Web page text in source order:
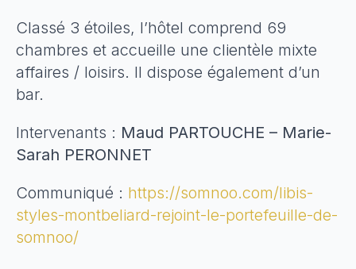
Classé 3 étoiles, l’hôtel comprend 69
chambres et accueille une clientèle mixte
affaires / loisirs. Il dispose également d’un
bar.
Intervenants : Maud PARTOUCHE – Marie-
Sarah PERONNET
Communiqué : https://somnoo.com/libis-
styles-montbeliard-rejoint-le-portefeuille-de-
somnoo/